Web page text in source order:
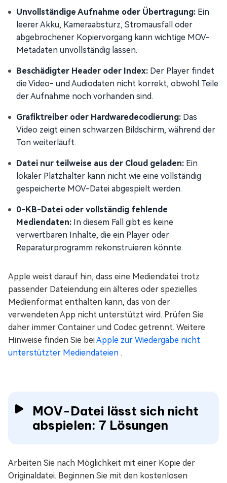
Unvollständige Aufnahme oder Übertragung: Ein
leerer Akku, Kameraabsturz, Stromausfall oder
abgebrochener Kopiervorgang kann wichtige MOV-
Metadaten unvollständig lassen.
Beschädigter Header oder Index: Der Player findet
die Video- und Audiodaten nicht korrekt, obwohl Teile
der Aufnahme noch vorhanden sind.
Grafiktreiber oder Hardwaredecodierung: Das
Video zeigt einen schwarzen Bildschirm, während der
Ton weiterläuft.
Datei nur teilweise aus der Cloud geladen: Ein
lokaler Platzhalter kann nicht wie eine vollständig
gespeicherte MOV-Datei abgespielt werden.
0-KB-Datei oder vollständig fehlende
Mediendaten: In diesem Fall gibt es keine
verwertbaren Inhalte, die ein Player oder
Reparaturprogramm rekonstruieren könnte.
Apple weist darauf hin, dass eine Mediendatei trotz
passender Dateiendung ein älteres oder spezielles
Medienformat enthalten kann, das von der
verwendeten App nicht unterstützt wird. Prüfen Sie
daher immer Container und Codec getrennt. Weitere
Hinweise finden Sie beiApple zur Wiedergabe nicht
unterstützter Mediendateien .
MOV-Datei lässt sich nicht
abspielen: 7 Lösungen
Arbeiten Sie nach Möglichkeit mit einer Kopie der
Originaldatei. Beginnen Sie mit den kostenlosen